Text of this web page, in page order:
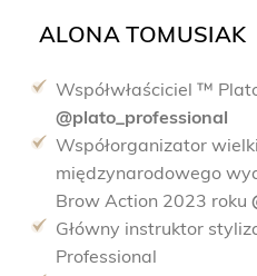
ALONA TOMUSIAK
Współwłaściciel ™️
@plato_professional
Współorganizator
międzynarodowego
Brow Action 2023 roku
Główny instruktor
Professional